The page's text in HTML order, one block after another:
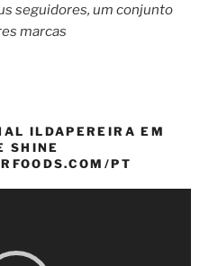
seguidores, um conjunto
marcas
ILDAPEREIRA EM
SHINE
PT